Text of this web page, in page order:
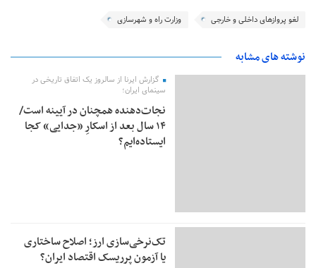
لغو پروازهای داخلی و خارجی وزارت راه و شهرسازی
نوشته های مشابه
گزارش ایرنا از سالروز یک اتفاق تاریخی در
سینمای ایران؛
نجات‌دهنده‌ همچنان در آیینه است/
۱۴ سال بعد از اسکارِ «جدایی» کجا
ایستاده‌ایم؟
تک‌نرخی‌سازی ارز؛ اصلاح ساختاری
یا آزمون پرریسک اقتصاد ایران؟